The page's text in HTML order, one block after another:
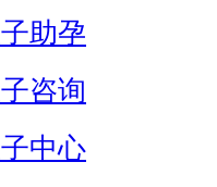
助孕
咨询
中心